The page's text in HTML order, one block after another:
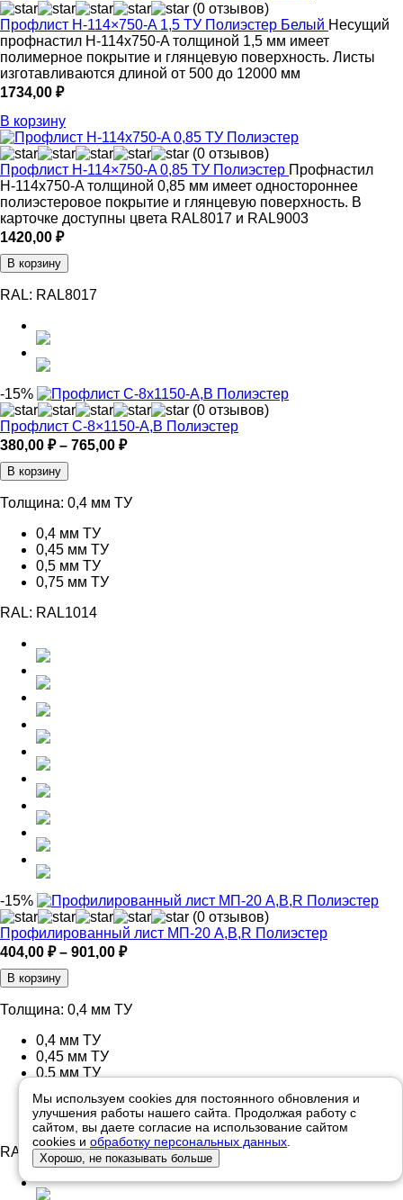
(0 отзывов)
Профлист Н-114×750-A 1,5 ТУ Полиэстер Белый Несущий
профнастил Н-114x750-A толщиной 1,5 мм имеет
полимерное покрытие и глянцевую поверхность. Листы
изготавливаются длиной от 500 до 12000 мм
1734,00 ₽
В корзину
(0 отзывов)
Профлист Н-114×750-A 0,85 ТУ Полиэстер Профнастил
Н-114x750-A толщиной 0,85 мм имеет одностороннее
полиэстеровое покрытие и глянцевую поверхность. В
карточке доступны цвета RAL8017 и RAL9003
1420,00 ₽
В корзину
RAL: RAL8017
-15%
(0 отзывов)
Профлист С-8×1150-A,B Полиэстер
380,00 ₽ – 765,00 ₽Диапазон
–
В корзину
Толщина: 0,4 мм ТУ
0,4 мм ТУ
0,45 мм ТУ
0,5 мм ТУ
0,75 мм ТУ
RAL: RAL1014
-15%
(0 отзывов)
Профилированный лист МП-20 A,B,R Полиэстер
404,00 ₽ – 901,00 ₽Диапазон
–
В корзину
Толщина: 0,4 мм ТУ
0,4 мм ТУ
0,45 мм ТУ
0,5 мм ТУ
0,75 мм ТУ
0,85 мм ТУ
RAL:RAL6005
Мы используем cookies для постоянного обновления и
улучшения работы нашего сайта. Продолжая работу с
сайтом, вы даете согласие на использование сайтом
cookies и обработку персональных данных
Хорошо, не показывать больше